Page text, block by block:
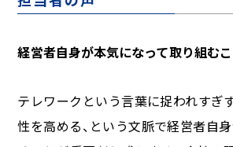
経営者自身が本気になって取り組む
テレワークという言葉に捉われすぎ
性を高める、という文脈で経営者自